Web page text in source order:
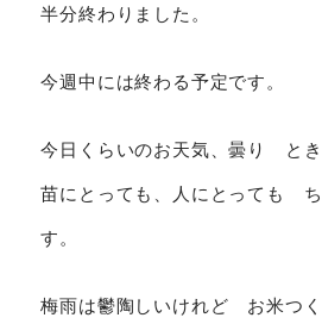
半分終わりました。
今週中には終わる予定です。
今日くらいのお天気、曇り
苗にとっても、人にとっても
す。
梅雨は鬱陶しいけれど お米つ